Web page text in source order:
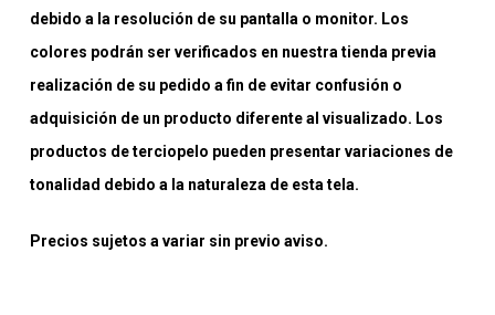
debido a la resolución de su pantalla o monitor. Los
colores podrán ser verificados en nuestra tienda previa
realización de su pedido a fin de evitar confusión o
adquisición de un producto diferente al visualizado. Los
productos de terciopelo pueden presentar variaciones de
tonalidad debido a la naturaleza de esta tela.
Precios sujetos a variar sin previo aviso.